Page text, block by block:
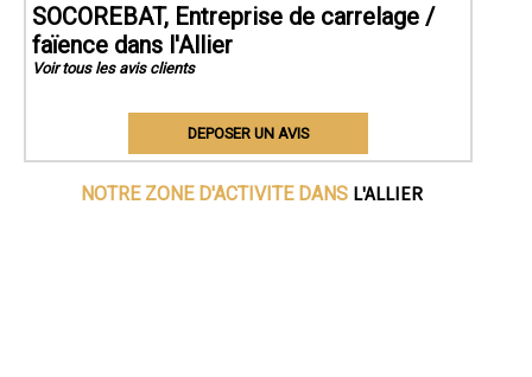
SOCOREBAT, Entreprise de carrelage /
faïence dans l'Allier
Voir tous les avis clients
DEPOSER UN AVIS
NOTRE ZONE D'ACTIVITE DANS L'ALLIER